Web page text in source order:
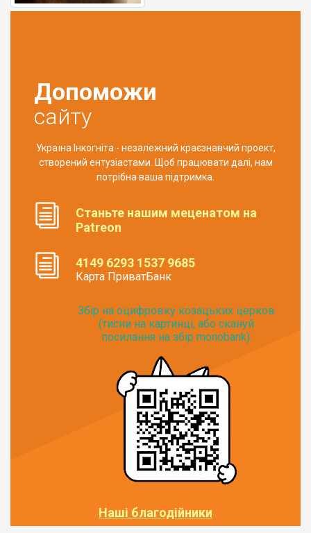
Допоможи
сайту
Україна Інкогніта - незалежний краєзнавчий проект,
створений ентузіастами. Щоб працювати далі, нам
потрібна ваша підтримка.
Станьте нашим меценатом на
Patreon
4149 6293 1537 9685
Карта ПриватБанк
Збір на оцифровку козацьких церков
(тисни на картинці, або скануй
посилання на збір monobank):
Наші благодійники